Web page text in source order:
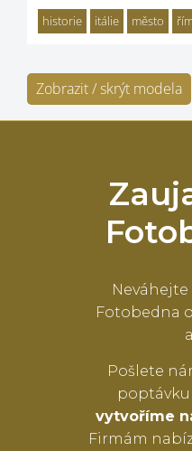
historie itálie město
Zobrazit / skrýt modela
Fotobedna
Pošlete
poptávku
vytvoříme
Firmám